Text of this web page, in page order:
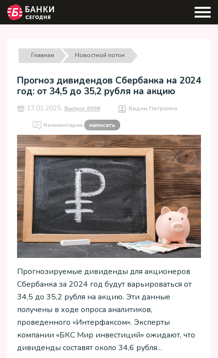
Главная Новостной поток
Прогноз дивидендов Сбербанка на 2024
год: от 34,5 до 35,2 рубля на акцию
17.01.2025, Выпуск #098 Вадим Петренко
Комментарии написать
Прогнозируемые дивиденды для акционеров
Сбербанка за 2024 год будут варьироваться от
34,5 до 35,2 рубля на акцию. Эти данные
получены в ходе опроса аналитиков,
проведенного «Интерфаксом». Эксперты
компании «БКС Мир инвестиций» ожидают, что
дивиденды составят около 34,6 рубля…